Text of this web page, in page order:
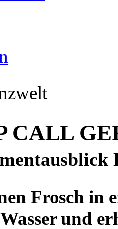
CALL
Frosch in
und